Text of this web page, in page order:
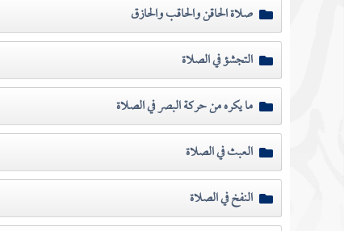
صلاة الحاقن والحاقب والحازق
التجشؤ في الصلاة
ما يكره من حركة البصر في الصلاة
العبث في الصلاة
النفخ في الصلاة